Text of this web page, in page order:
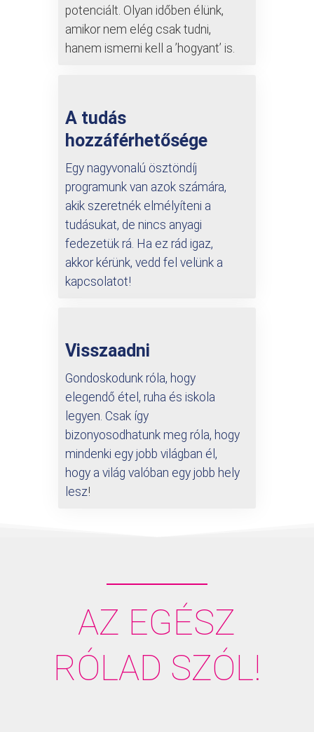
potenciált. Olyan időben élünk,
amikor nem elég csak tudni,
hanem ismerni kell a ’hogyant’ is.
A tudás
hozzáférhetősége
Egy nagyvonalú ösztöndíj
programunk van azok számára,
akik szeretnék elmélyíteni a
tudásukat, de nincs anyagi
fedezetük rá. Ha ez rád igaz,
akkor kérünk, vedd fel velünk a
kapcsolatot!
Visszaadni
Gondoskodunk róla, hogy
elegendő étel, ruha és iskola
legyen. Csak így
bizonyosodhatunk meg róla, hogy
mindenki egy jobb világban él,
hogy a világ valóban egy jobb hely
lesz!
AZ EGÉSZ
RÓLAD SZÓL!